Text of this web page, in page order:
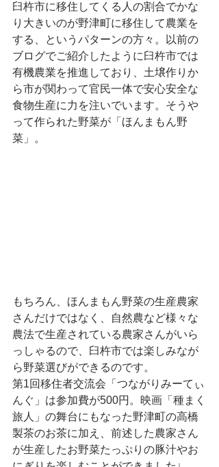
臼杵市に移住してくる人の割合でかな
り大きいのが野津町に移住して農業を
する、というパターンの方々。以前の
ブログでご紹介したように臼杵市では
有機農業を推進しており、土壌作りか
ら市が関わって官民一体で安心安全な
食物生産に力を注いでいます。そうや
って作られた野菜が「ほんまもん野
菜」。
もちろん、ほんまもん野菜の生産農家
さんだけではなく、自然農など様々な
農法で生産されている農家さんがいら
っしゃるので、臼杵市では楽しみなが
ら野菜選びができるのです。
第1回移住者交流会「つながりみーてぃ
んぐ」は参加費が500円。映画「種まく
旅人」の舞台にもなった野津町の高橋
製茶のお茶に加え、前述した農家さん
が生産したお野菜たっぷりの豚汁やお